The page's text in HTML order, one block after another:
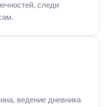
следи
ведение дневника